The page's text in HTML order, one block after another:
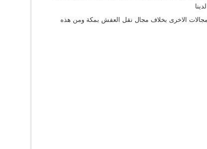
الاخرى بخلاف مجال نقل العفش بمكة ومن هذه